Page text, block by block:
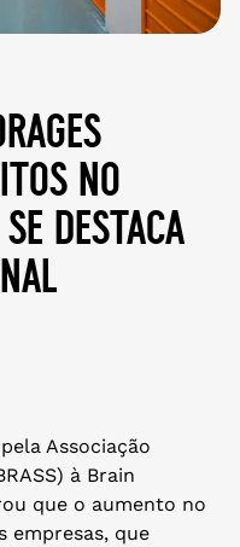
no
destaca
Associação
à Brain
que o aumento no
empresas, que